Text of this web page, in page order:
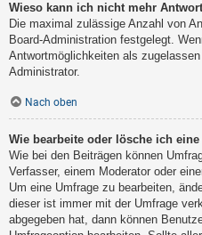
Wieso kann ich nicht mehr
Die maximal zulässige Anzahl von
Board-Administration festgelegt.
Antwortmöglichkeiten als
Administrator.
Nach oben
Wie bearbeite oder lösche ich eine
Wie bei den Beiträgen können
Verfasser, einem Moderator oder
Um eine Umfrage zu bearbeiten,
dieser ist immer mit der Umfrage
abgegeben hat, dann können